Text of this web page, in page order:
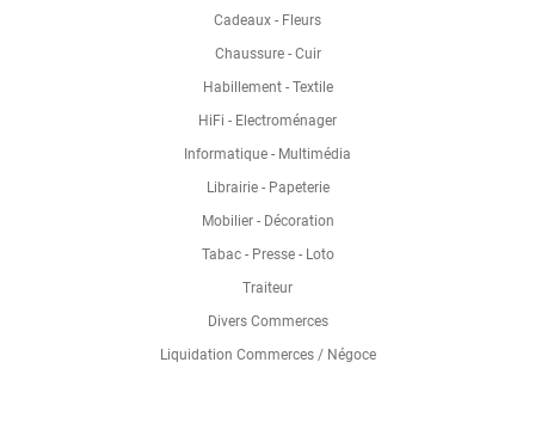
Cadeaux - Fleurs
Chaussure - Cuir
Habillement - Textile
HiFi - Electroménager
Informatique - Multimédia
Librairie - Papeterie
Mobilier - Décoration
Tabac - Presse - Loto
Traiteur
Divers Commerces
Liquidation Commerces / Négoce